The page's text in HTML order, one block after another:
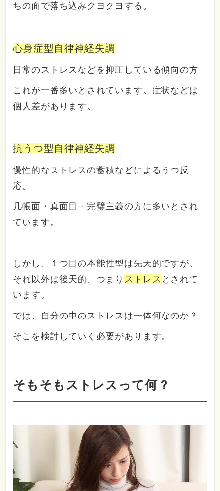
ちの面で落ち込みクヨクヨする。
心身症型自律神経失調
日常のストレスなどを抑圧している傾向の方
これが一番多いとされています。症状などは
個人差があります。
抗うつ型自律神経失調
慢性的なストレスの蓄積などによるうつ反
応。
几帳面・真面目・完璧主義の方に多いとされ
ています。
しかし、１つ目の本能性型は先天的ですが、
それ以外は後天的、つまり ストレス とされて
います。
では、自分の中のストレスは一体何なのか？
そこを検討していく必要があります。
そもそもストレスって何？